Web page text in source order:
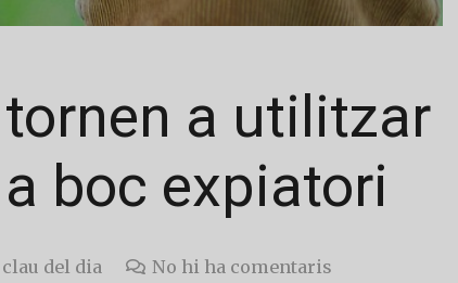
a utilitzar
boc expiatori
del dia No hi ha comentaris